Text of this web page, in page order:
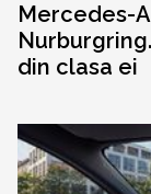
Mercedes-
din clasa ei